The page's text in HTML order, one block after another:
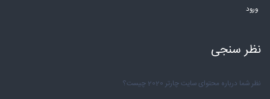
ورود
نظر سنجی
نظر شما درباره محتوای سایت چارتر 2020 چیست؟